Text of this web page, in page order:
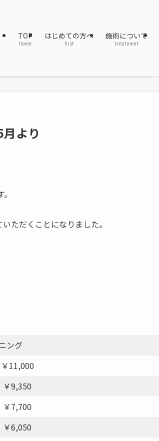
TOP
home
はじめての方へ
first
施術について
treatment
より
ただくことになりました。
ング
11,000
9,350
7,700
6,050